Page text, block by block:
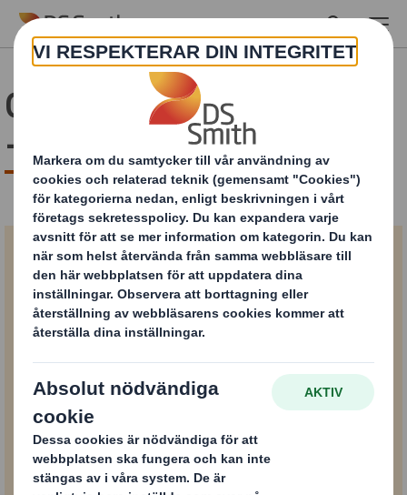
Skip to main content
Optimera din förpackning
- download
Optimera din
förpackning
I vår apport om optimering av din förpackning
kan du läsa om effektiva förpackningar i ett
hållbart kretslopp.